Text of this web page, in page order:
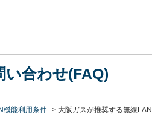
い合わせ(FAQ)
機能利用条件 > 大阪ガスが推奨する無線LAN